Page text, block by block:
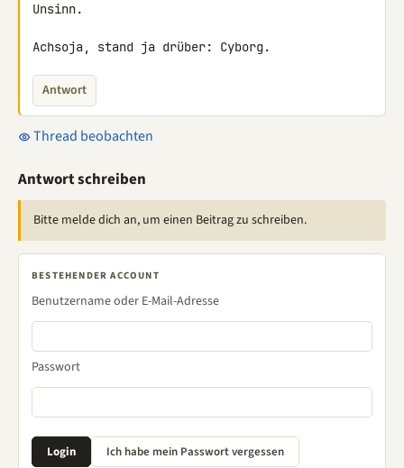
Unsinn.
Achsoja, stand ja drüber: Cyborg.
Antwort
Thread beobachten
Antwort schreiben
Bitte melde dich an, um einen Beitrag zu schreiben.
BESTEHENDER ACCOUNT
Benutzername oder E-Mail-Adresse
Passwort